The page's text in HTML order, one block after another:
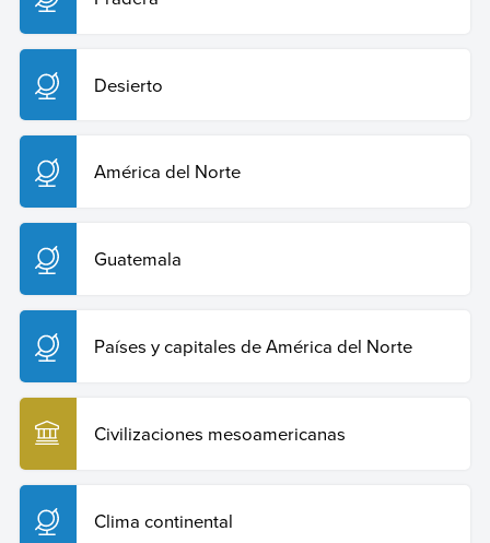
Desierto
América del Norte
Guatemala
Países y capitales de América del Norte
Civilizaciones mesoamericanas
Clima continental